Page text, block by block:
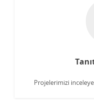
Projelerimizi